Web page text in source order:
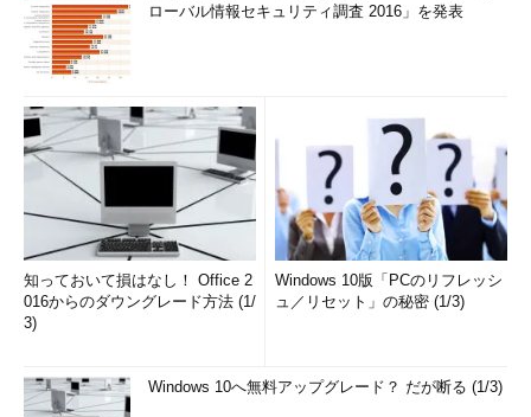
ローバル情報セキュリティ調査 2016」を発表
知っておいて損はなし！ Office 2
016からのダウングレード方法 (1/
3)
Windows 10版「PCのリフレッシ
ュ／リセット」の秘密 (1/3)
Windows 10へ無料アップグレード？ だが断る (1/3)